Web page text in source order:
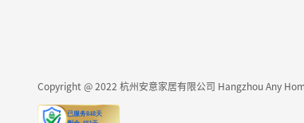
Copyright @ 2022 杭州安意家居有限公司 Hangzhou Any